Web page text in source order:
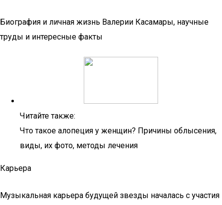
Биография и личная жизнь Валерии Касамары, научные
труды и интересные факты
Читайте также:
Что такое алопеция у женщин? Причины облысения,
виды, их фото, методы лечения
Карьера
Музыкальная карьера будущей звезды началась с участия